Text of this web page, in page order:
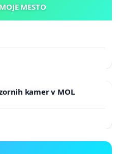
KAMNIK MOJE MESTO
kamer v MOL